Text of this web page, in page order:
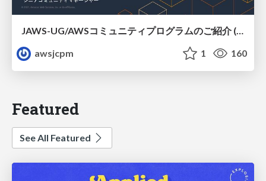
JAWS-UG/AWSコミュニティプログラムのご紹介 (JAWS-UG広島)
awsjcpm
1 160
Featured
See All Featured